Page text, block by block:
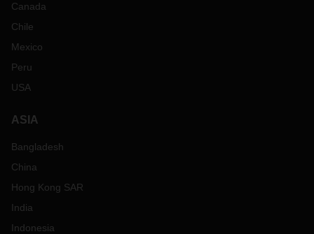
Canada
Chile
Mexico
Peru
USA
ASIA
Bangladesh
China
Hong Kong SAR
India
Indonesia